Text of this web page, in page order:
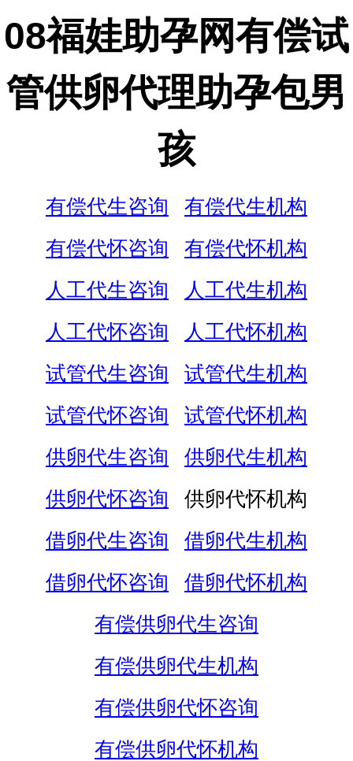
08福娃助孕网有偿试
管供卵代理助孕包男
孩
有偿代生咨询
有偿代生机构
有偿代怀咨询
有偿代怀机构
人工代生咨询
人工代生机构
人工代怀咨询
人工代怀机构
试管代生咨询
试管代生机构
试管代怀咨询
试管代怀机构
供卵代生咨询
供卵代生机构
供卵代怀咨询
供卵代怀机构
借卵代生咨询
借卵代生机构
借卵代怀咨询
借卵代怀机构
有偿供卵代生咨询
有偿供卵代生机构
有偿供卵代怀咨询
有偿供卵代怀机构